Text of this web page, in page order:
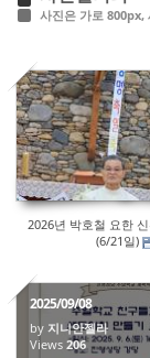
사진은 가로 800px,
28
2026년 박호철 요한
(6/21일)
2025/09/08
by지니안젤라
Views206